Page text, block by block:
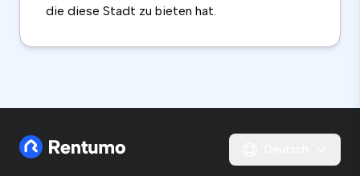
die diese Stadt zu bieten hat.